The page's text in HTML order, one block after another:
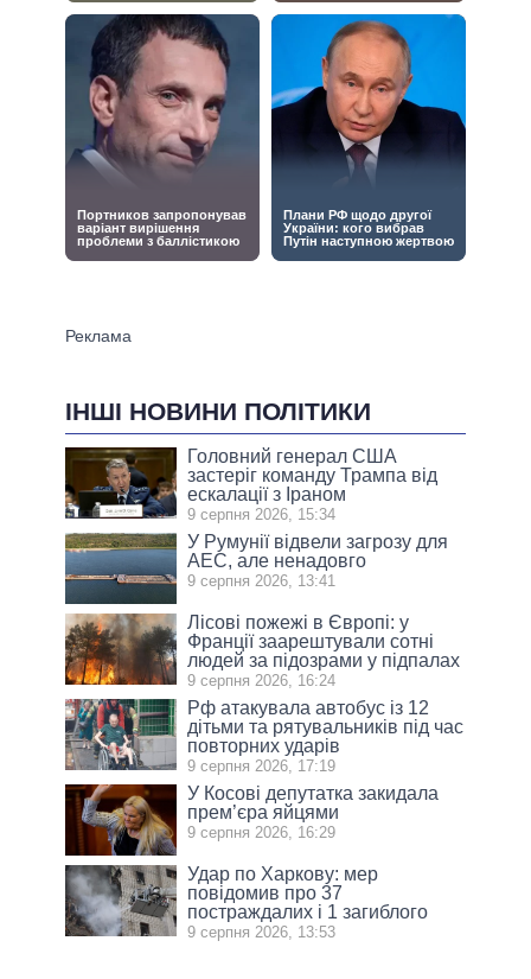
ІНШІ НОВИНИ ПОЛІТИКИ
Головний генерал США
застеріг команду Трампа від
ескалації з Іраном
9 серпня 2026, 15:34
У Румунії відвели загрозу для
АЕС, але ненадовго
9 серпня 2026, 13:41
Лісові пожежі в Європі: у
Франції заарештували сотні
людей за підозрами у підпалах
9 серпня 2026, 16:24
Рф атакувала автобус із 12
дітьми та рятувальників під час
повторних ударів
9 серпня 2026, 17:19
У Косові депутатка закидала
прем’єра яйцями
9 серпня 2026, 16:29
Удар по Харкову: мер
повідомив про 37
постраждалих і 1 загиблого
9 серпня 2026, 13:53